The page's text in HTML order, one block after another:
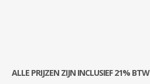
ALLE PRIJZEN ZIJN INCLUSIEF 21% BTW